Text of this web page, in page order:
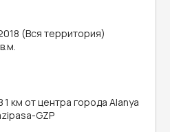
(Вся территория)
1 км от центра города Alanya
GZP